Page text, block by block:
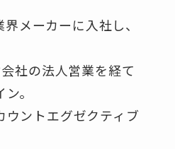
メーカーに入社し、
社の法人営業を経て
。
ウントエグゼクティブ